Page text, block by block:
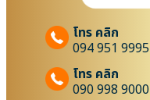
โทร คลิก
094 951 9995
โทร คลิก
090 998 9000